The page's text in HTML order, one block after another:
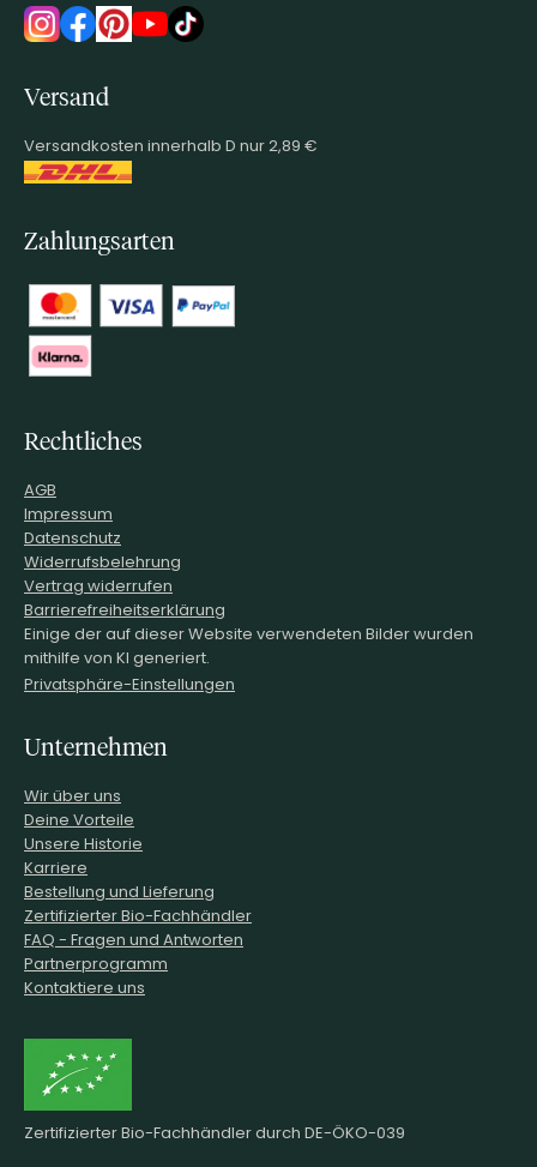
Versand
Versandkosten innerhalb D nur 2,89 €
Zahlungsarten
Rechtliches
AGB
Impressum
Datenschutz
Widerrufsbelehrung
Vertrag widerrufen
Barrierefreiheitserklärung
Einige der auf dieser Website verwendeten Bilder wurden
mithilfe von KI generiert.
Privatsphäre-Einstellungen
Unternehmen
Wir über uns
Deine Vorteile
Unsere Historie
Karriere
Bestellung und Lieferung
Zertifizierter Bio-Fachhändler
FAQ - Fragen und Antworten
Partnerprogramm
Kontaktiere uns
Zertifizierter Bio-Fachhändler durch DE-ÖKO-039